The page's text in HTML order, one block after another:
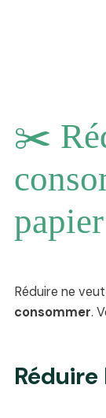
✂️
Réduire ne
consommer.